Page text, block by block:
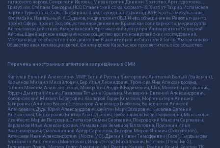
татарского народа, Свидетели Иеговы, Мизантропик Дивижн, Братство, Артподготовка,
Тризуб им. Степана Бандеры, НСО, Славянский союз, Формат-18, Хизб ут-Тахрир, Исламская
партия Туркестана, Хайят Тахрир аш-Шам, Таухид валь-Джихад, АУЕ, Братья мусульмане,
Колумбайн, Навальный, К. Буданов, медиапроект ОВД-Инфо, объединение Револьт-центр,
проект Сфера, проект Эхо, общественное движение Крымская солидарность, медиагруппа
Автономное действие, Американский Арктический центр при Университете Северной
Айовы, Швейцарское академическое общество восточноевропейских исследований,
Международное общественное движение В защиту прав избирателей Голос, Американское
Общество евангелизации детей, Финляндское Карельское просветительское общество.
Перечень иностранных агентов и запрещённых СМИ
Киселёв Евгений Алекссевич, WWF, Белый Руслан Викторович, Анатолий Белый (Вайсман),
Касьянов Михаил Михайлович, Бер Илья Леонидович, Троянова Яна Александровна,
Галкин Максим Александрович, Макаревич Андрей Вадимович, Шац Михаил Григорьевич,
Гордон Дмитрий Ильич, Лазарева Татьяна Юрьевна, Чичваркин Евгений Александрович,
Ходорковский Михаил Борисович, Каспаров Гарри Кимович, Моргенштерн Алишер
Тагирович (Алишер Валеев), Невзоров Александр Глебович, Венедиктов Алексей
Алексеевич, Дудь Юрий Александрович, Фейгин Марк Захарович, Киселев Евгений
Алексеевич, Шендерович Виктор Анатольевич, Гребенщиков Борис Борисович, Максакова-
Игенбергс Мария Петровна, Слепаков Семен Сергеевич, Покровский Максим Сергеевич,
Варламов Илья Александрович, Рамазанова Земфира Талгатовна, Прусикин Илья
Владимирович, Смольянинов Артур Сергеевич, Федоров Мирон Янович (Oxxxymiron),
Алексеев Иван Александрович (Noize MC), Дремин Иван Тимофеевич (Face), Гырдымова
Елизавета Андреевна (Монеточка), Игорь(Егор) Михайлович Бортник (Лёва Би-2),
Телеканал Дождь, Медуза, Голос Америки, Idel. Реалии, Кавказ. Реалии, Крым. Реалии, ТК